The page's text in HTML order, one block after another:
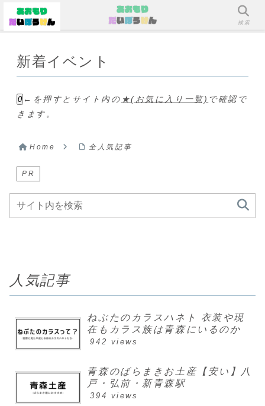
新着イベント
0 ←を押すとサイト内の ★(お気に入り一覧) で確認で
きます。
Home 全人気記事
PR
人気記事
ねぶたのカラスハネト 衣装や現
在もカラス族は青森にいるのか
942 views
青森のばらまきお土産【安い】八
戸・弘前・新青森駅
394 views
メニュー 検索